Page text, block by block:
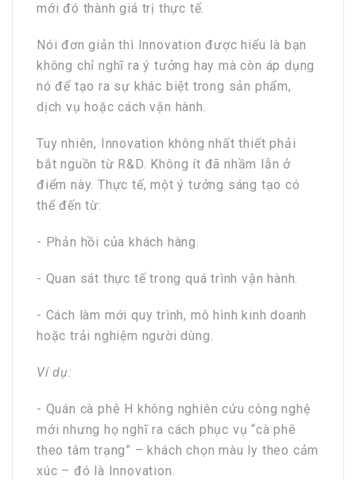
mới đó thành giá trị thực tế.
Nói đơn giản thì Innovation được hiểu là bạn
không chỉ nghĩ ra ý tưởng hay mà còn áp dụng
nó để tạo ra sự khác biệt trong sản phẩm,
dịch vụ hoặc cách vận hành.
Tuy nhiên, Innovation không nhất thiết phải
bắt nguồn từ R&D. Không ít đã nhầm lẫn ở
điểm này. Thực tế, một ý tưởng sáng tạo có
thể đến từ:
- Phản hồi của khách hàng.
- Quan sát thực tế trong quá trình vận hành.
- Cách làm mới quy trình, mô hình kinh doanh
hoặc trải nghiệm người dùng.
Ví dụ:
- Quán cà phê H không nghiên cứu công nghệ
mới nhưng họ nghĩ ra cách phục vụ “cà phê
theo tâm trạng” – khách chọn màu ly theo cảm
xúc – đó là Innovation.